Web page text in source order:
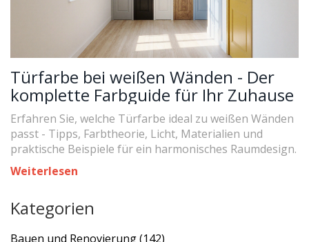
Türfarbe bei weißen Wänden - Der
komplette Farbguide für Ihr Zuhause
Erfahren Sie, welche Türfarbe ideal zu weißen Wänden
passt - Tipps, Farbtheorie, Licht, Materialien und
praktische Beispiele für ein harmonisches Raumdesign.
Weiterlesen
Kategorien
Bauen und Renovierung(142)